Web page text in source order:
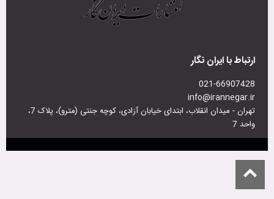
ارتباط با ایران نگار
021-66907428
info@irannegar.ir
تهران - میدان انقلاب، ابتدای خیابان آزادی، کوچه جنتی (مترو)، پلاک 7،
واحد 7